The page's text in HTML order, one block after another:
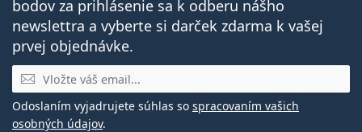
bodov za prihlásenie sa k odberu nášho
newslettra a vyberte si darček zdarma k vašej
prvej objednávke.
E-mail
Odoslaním vyjadrujete súhlas so spracovaním vašich
osobných údajov.